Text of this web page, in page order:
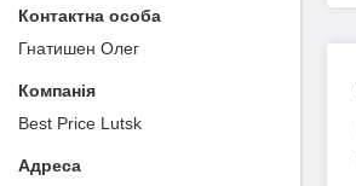
Гнатишен Олег
Best Price Lutsk